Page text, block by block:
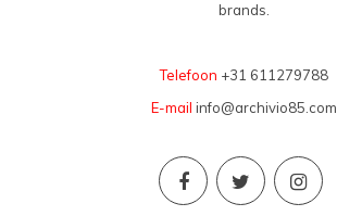
brands.
Telefoon +31 611279788
E-mail info@archivio85.com